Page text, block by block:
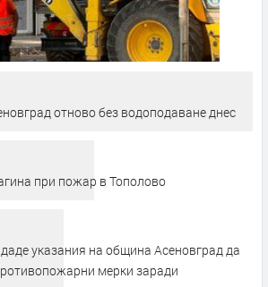
отново без водоподаване днес
при пожар в Тополово
указания на община Асеновград да
мерки заради